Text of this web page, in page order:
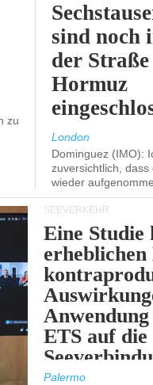
zu
sind noch
der
Hormuz
London
Dominguez (IMO):
zuversichtlich,
wieder
SEEVERKEHR
Eine Studie
ETS auf die
Palermo